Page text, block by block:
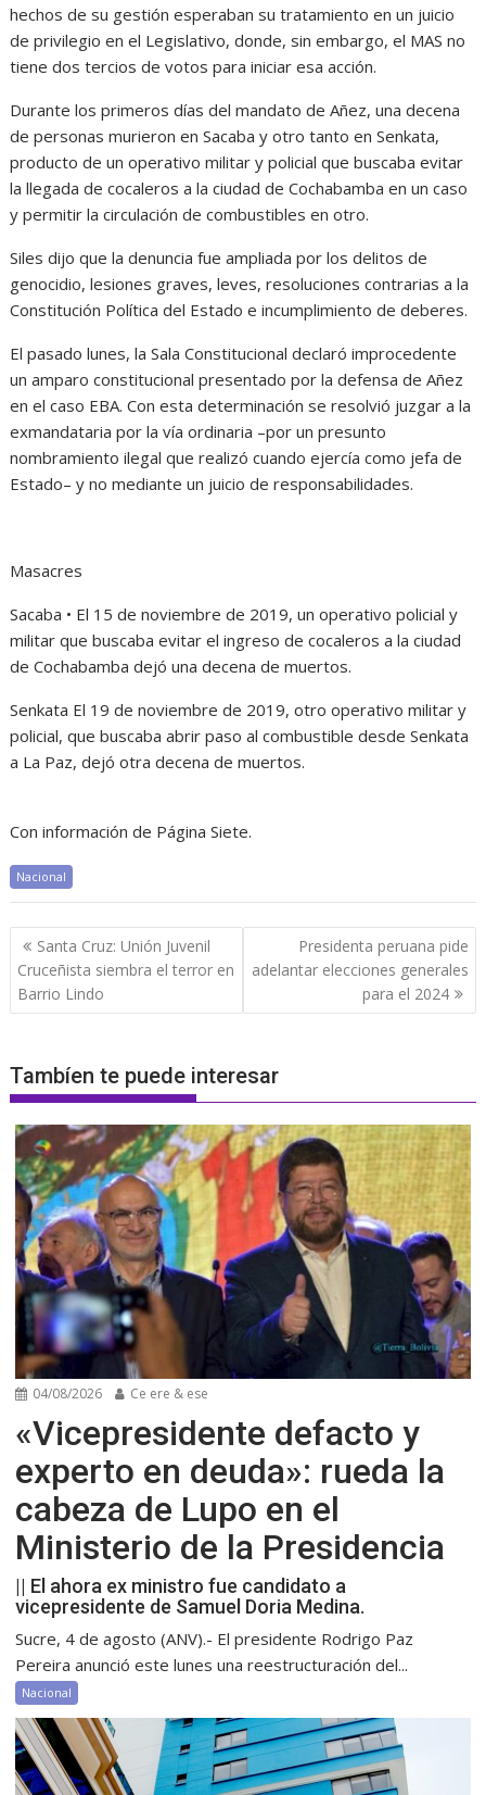
hechos de su gestión esperaban su tratamiento en un juicio
de privilegio en el Legislativo, donde, sin embargo, el MAS no
tiene dos tercios de votos para iniciar esa acción.
Durante los primeros días del mandato de Añez, una decena
de personas murieron en Sacaba y otro tanto en Senkata,
producto de un operativo militar y policial que buscaba evitar
la llegada de cocaleros a la ciudad de Cochabamba en un caso
y permitir la circulación de combustibles en otro.
Siles dijo que la denuncia fue ampliada por los delitos de
genocidio, lesiones graves, leves, resoluciones contrarias a la
Constitución Política del Estado e incumplimiento de deberes.
El pasado lunes, la Sala Constitucional declaró improcedente
un amparo constitucional presentado por la defensa de Añez
en el caso EBA. Con esta determinación se resolvió juzgar a la
exmandataria por la vía ordinaria –por un presunto
nombramiento ilegal que realizó cuando ejercía como jefa de
Estado– y no mediante un juicio de responsabilidades.
Masacres
Sacaba • El 15 de noviembre de 2019, un operativo policial y
militar que buscaba evitar el ingreso de cocaleros a la ciudad
de Cochabamba dejó una decena de muertos.
Senkata El 19 de noviembre de 2019, otro operativo militar y
policial, que buscaba abrir paso al combustible desde Senkata
a La Paz, dejó otra decena de muertos.
Con información de Página Siete.
Nacional
Navegación
de
entradas
Santa Cruz: Unión Juvenil
Cruceñista siembra el terror en
Barrio Lindo
Presidenta peruana pide
adelantar elecciones generales
para el 2024
Tambíen te puede interesar
04/08/2026 Ce ere & ese
«Vicepresidente defacto y
experto en deuda»: rueda la
cabeza de Lupo en el
Ministerio de la Presidencia
|| El ahora ex ministro fue candidato a
vicepresidente de Samuel Doria Medina.
Sucre, 4 de agosto (ANV).- El presidente Rodrigo Paz
Pereira anunció este lunes una reestructuración del...
Nacional